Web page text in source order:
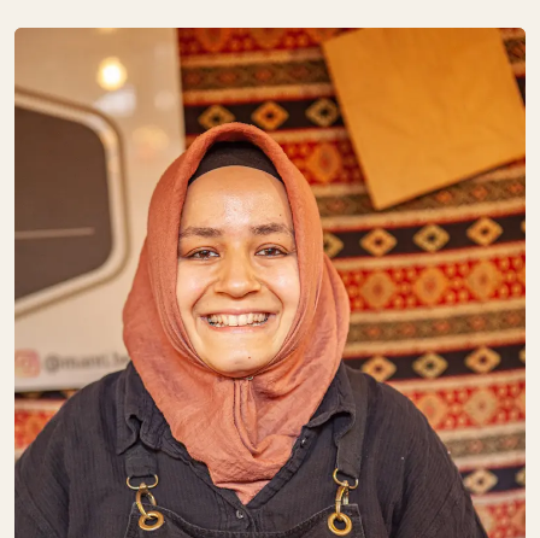
DRUNK BY
NATURE
SA:10:00 – 19:00
Getränke
FAIR & GESUND
SA: 10:00 – 18:00
Obst + Gemüse
Speisekammer
Süßes
FLEISCHEREI